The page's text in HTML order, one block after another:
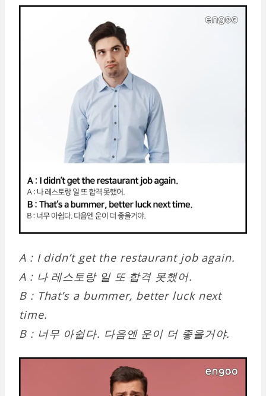
A : I didn’t get the restaurant job again.
A : 나 레스토랑 일 또 합격 못했어.
B : That’s a bummer, better luck next
time.
B : 너무 아쉽다. 다음엔 운이 더 좋을거야.